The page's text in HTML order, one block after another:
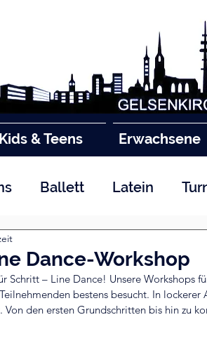
Kids & Teens Erwachsene
Ballett Latein
Dance-Workshop
Schritt – Line Dance! Unsere Workshops
bestens besucht. In lockerer
den ersten Grundschritten bis hin zu